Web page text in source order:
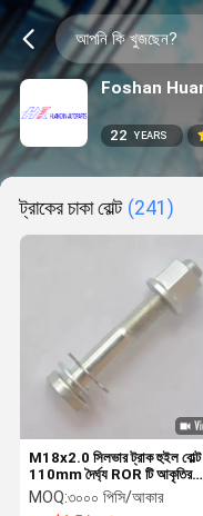
Foshan
22 YEARS
ট্রাকের চাকা বোল্ট (241)
M18x2.0 সিলভার ট্রাক হুইল বোল্ট
110mm দৈর্ঘ্য ROR টি আকৃতির
মাথা
MOQ:৩০০০ পিসি/আকার